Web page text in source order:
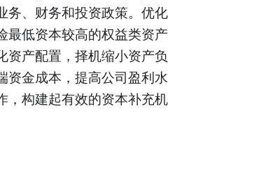
务、财务和投资政策。优化
最低资本较高的权益类资产
资产配置，择机缩小资产负
资金成本，提高公司盈利水
，构建起有效的资本补充机